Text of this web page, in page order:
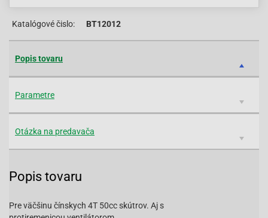
Katalógové čislo: BT12012
Popis tovaru
Parametre
Otázka na predavača
Popis tovaru
Pre väčšinu čínskych 4T 50cc skútrov. Aj s